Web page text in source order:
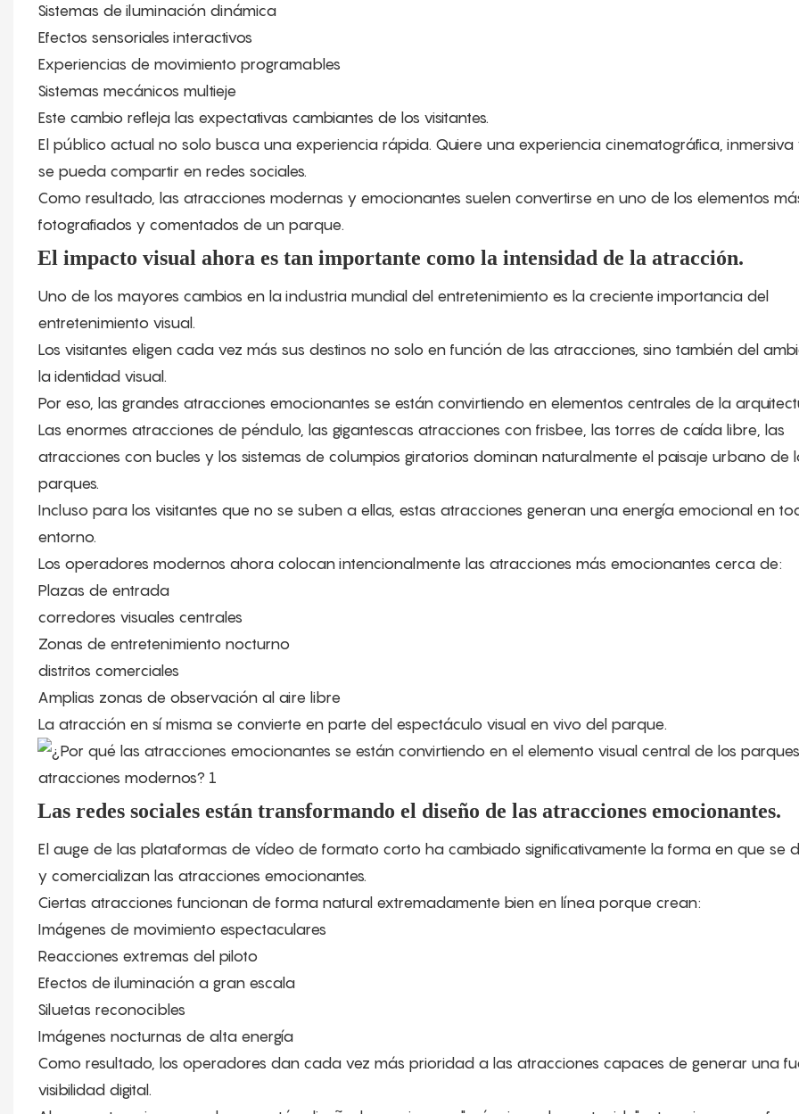
Sistemas de iluminación dinámica
Efectos sensoriales interactivos
Experiencias de movimiento programables
Sistemas mecánicos multieje
Este cambio refleja las expectativas cambiantes de los visitantes.
El público actual no solo busca una experiencia rápida. Quiere una experiencia cinematográfica, inmersiva
se pueda compartir en redes sociales.
Como resultado, las atracciones modernas y emocionantes suelen convertirse en uno de los elementos
fotografiados y comentados de un parque.
El impacto visual ahora es tan importante como la intensidad de la atracción.
Uno de los mayores cambios en la industria mundial del entretenimiento es la creciente importancia del
entretenimiento visual.
Los visitantes eligen cada vez más sus destinos no solo en función de las atracciones, sino también del
la identidad visual.
Por eso, las grandes atracciones emocionantes se están convirtiendo en elementos centrales de la
Las enormes atracciones de péndulo, las gigantescas atracciones con frisbee, las torres de caída libre, las
atracciones con bucles y los sistemas de columpios giratorios dominan naturalmente el paisaje urbano de
parques.
Incluso para los visitantes que no se suben a ellas, estas atracciones generan una energía emocional en
entorno.
Los operadores modernos ahora colocan intencionalmente las atracciones más emocionantes cerca de:
Plazas de entrada
corredores visuales centrales
Zonas de entretenimiento nocturno
distritos comerciales
Amplias zonas de observación al aire libre
La atracción en sí misma se convierte en parte del espectáculo visual en vivo del parque.
Las redes sociales están transformando el diseño de las atracciones emocionantes.
El auge de las plataformas de vídeo de formato corto ha cambiado significativamente la forma en que se
y comercializan las atracciones emocionantes.
Ciertas atracciones funcionan de forma natural extremadamente bien en línea porque crean:
Imágenes de movimiento espectaculares
Reacciones extremas del piloto
Efectos de iluminación a gran escala
Siluetas reconocibles
Imágenes nocturnas de alta energía
Como resultado, los operadores dan cada vez más prioridad a las atracciones capaces de generar una
visibilidad digital.